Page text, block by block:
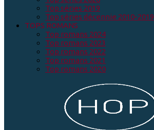
Top séries 2019
Top séries décennie 2010-2019
TOPS ROMANS
Top romans 2024
Top romans 2023
Top romans 2022
Top romans 2021
Top romans 2020